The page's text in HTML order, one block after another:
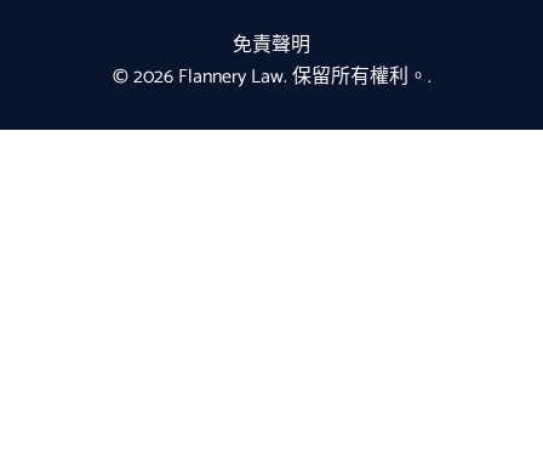
免責聲明
© 2026 Flannery Law. 保留所有權利。.